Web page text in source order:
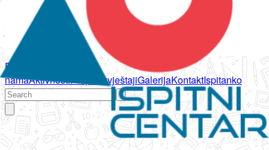
Početna
namaAktivnostiPropisi IzvještajiGalerijaKontaktIspitanko